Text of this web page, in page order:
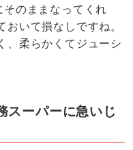
のままなってくれ
いて損なしですね。
、柔らかくてジューシ
スーパーに急いじ